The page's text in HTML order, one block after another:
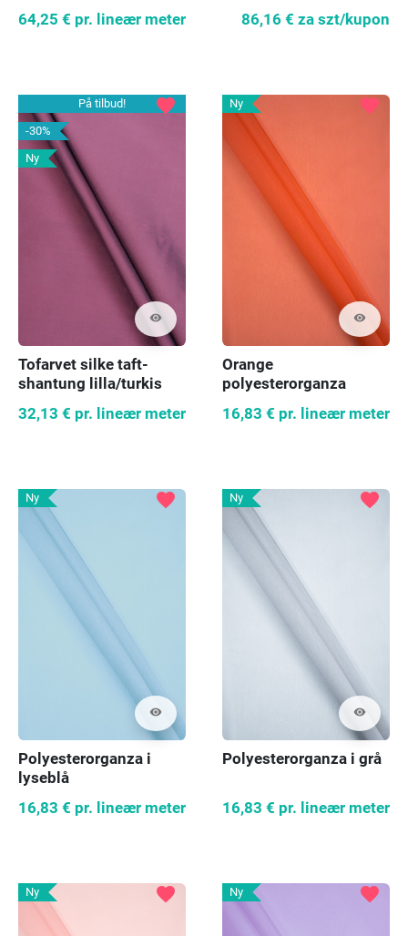
64,25 € pr. lineær meter
86,16 € za szt/kupon
På tilbud!
-30%
Ny
visibility
favorite
Tofarvet silke taft-
shantung lilla/turkis
32,13 € pr. lineær meter
Ny
visibility
favorite
Orange
polyesterorganza
16,83 € pr. lineær meter
Ny
visibility
favorite
Polyesterorganza i
lyseblå
16,83 € pr. lineær meter
Ny
visibility
favorite
Polyesterorganza i grå
16,83 € pr. lineær meter
Ny favorite Ny favorite